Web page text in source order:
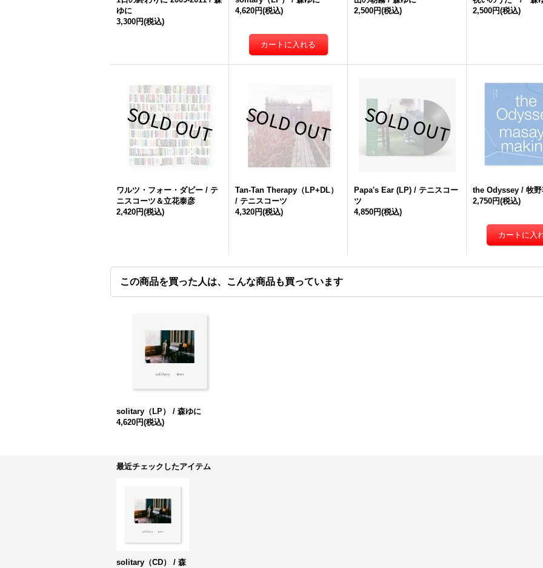
ゆに
3,300円(税込)
4,620円(税込)
2,500円(税込)
2,500円(税込)
ワルツ・フォー・ダビー / テ
ニスコーツ＆立花泰彦
2,420円(税込)
Tan-Tan Therapy（LP+DL）
/ テニスコーツ
4,320円(税込)
Papa's Ear (LP) / テニスコー
ツ
4,850円(税込)
the Odyssey / 牧野
2,750円(税込)
この商品を買った人は、こんな商品も買っています
solitary（LP） / 森ゆに
4,620円(税込)
最近チェックしたアイテム
solitary（CD） / 森